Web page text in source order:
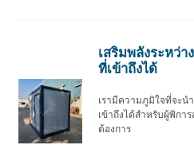
เสริมพลังระหว่า
ที่เข้าถึงได้
เรามีความภูมิใจที่จะน
เข้าถึงได้สำหรับผู้พิกา
ต้องการ